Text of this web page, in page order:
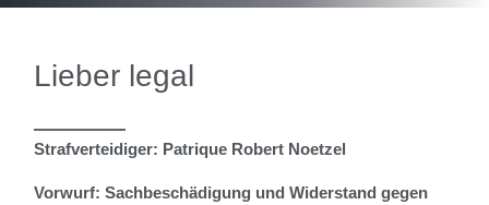
Lieber legal
Strafverteidiger: Patrique Robert Noetzel
Vorwurf: Sachbeschädigung und Widerstand gegen